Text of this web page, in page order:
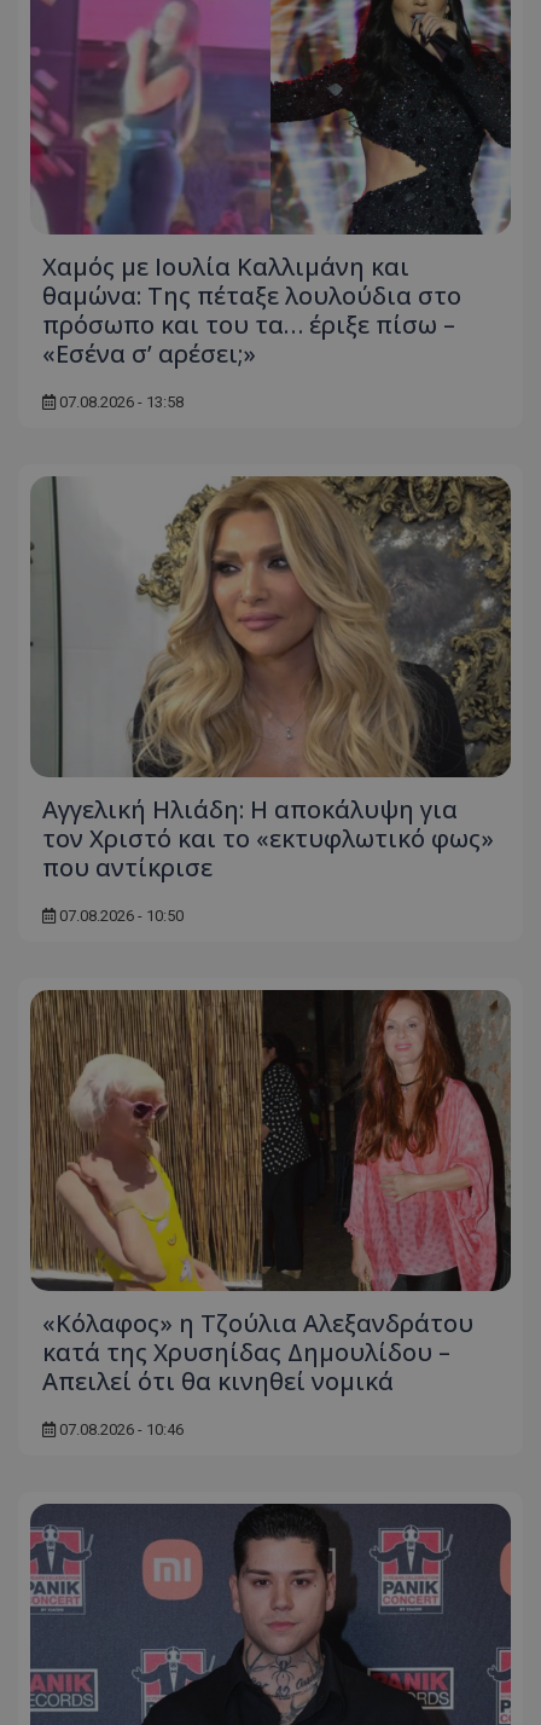
Χαμός με Ιουλία Καλλιμάνη και
θαμώνα: Της πέταξε λουλούδια στο
πρόσωπο και του τα… έριξε πίσω –
«Εσένα σ’ αρέσει;»
07.08.2026 - 13:58
Αγγελική Ηλιάδη: Η αποκάλυψη για
τον Χριστό και το «εκτυφλωτικό φως»
που αντίκρισε
07.08.2026 - 10:50
«Κόλαφος» η Τζούλια Αλεξανδράτου
κατά της Χρυσηίδας Δημουλίδου –
Απειλεί ότι θα κινηθεί νομικά
07.08.2026 - 10:46